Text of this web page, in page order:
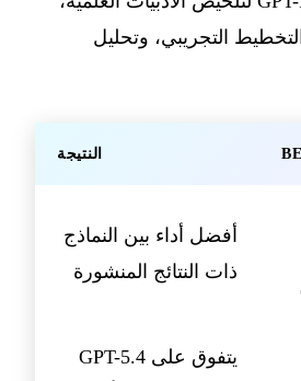
التجريبي، وتحليل
النتيجة
أفضل أداء بين النماذج
ذات النتائج المنشورة
يتفوق على GPT-5.4